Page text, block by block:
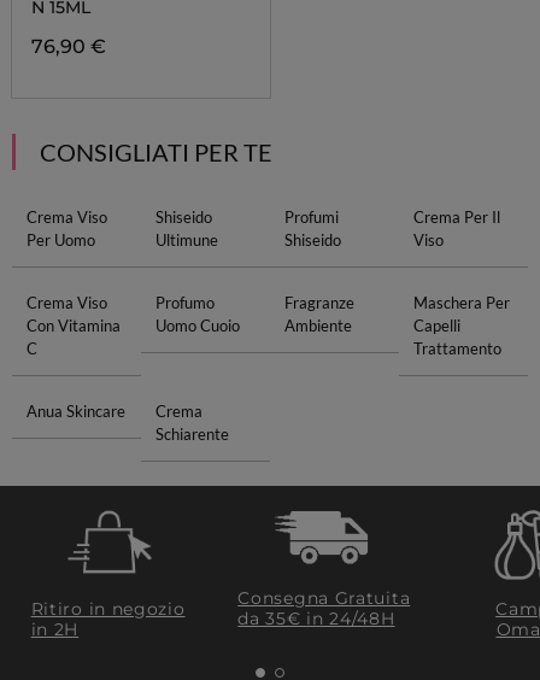
N 15ML
76,90 €
CONSIGLIATI PER TE
Crema Viso
Per Uomo
Shiseido
Ultimune
Profumi
Shiseido
Crema Per Il
Viso
Crema Viso
Con Vitamina
C
Profumo
Uomo Cuoio
Fragranze
Ambiente
Maschera Per
Capelli
Trattamento
Anua Skincare
Crema
Schiarente
Ritiro in negozio
in 2H
Consegna Gratuita
da 35€​ in 24/48H